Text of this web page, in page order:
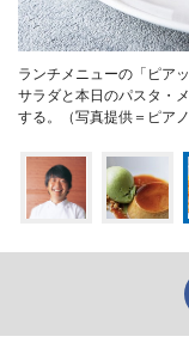
ランチメニューの「ピア
サラダと本日のパスタ・
する。（写真提供＝ピア